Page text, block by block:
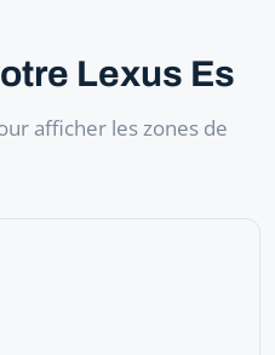
Lexus Es
afficher les zones de